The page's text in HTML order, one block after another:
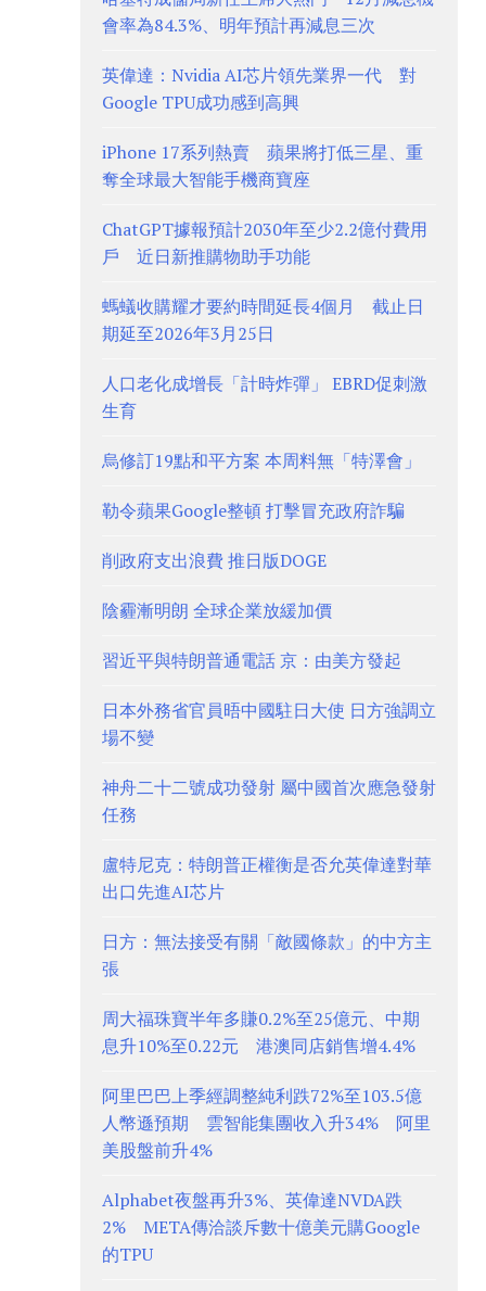
會率為84.3%、明年預計再減息三次
英偉達：Nvidia AI芯片領先業界一代 對
Google TPU成功感到高興
iPhone 17系列熱賣 蘋果將打低三星、重
奪全球最大智能手機商寶座
ChatGPT據報預計2030年至少2.2億付費用
戶 近日新推購物助手功能
螞蟻收購耀才要約時間延長4個月 截止日
期延至2026年3月25日
人口老化成增長「計時炸彈」 EBRD促刺激
生育
烏修訂19點和平方案 本周料無「特澤會」
勒令蘋果Google整頓 打擊冒充政府詐騙
削政府支出浪費 推日版DOGE
陰霾漸明朗 全球企業放緩加價
習近平與特朗普通電話 京：由美方發起
日本外務省官員晤中國駐日大使 日方強調立
場不變
神舟二十二號成功發射 屬中國首次應急發射
任務
盧特尼克：特朗普正權衡是否允英偉達對華
出口先進AI芯片
日方：無法接受有關「敵國條款」的中方主
張
周大福珠寶半年多賺0.2%至25億元、中期
息升10%至0.22元 港澳同店銷售增4.4%
阿里巴巴上季經調整純利跌72%至103.5億
人幣遜預期 雲智能集團收入升34% 阿里
美股盤前升4%
Alphabet夜盤再升3%、英偉達NVDA跌
2% META傳洽談斥數十億美元購Google
的TPU